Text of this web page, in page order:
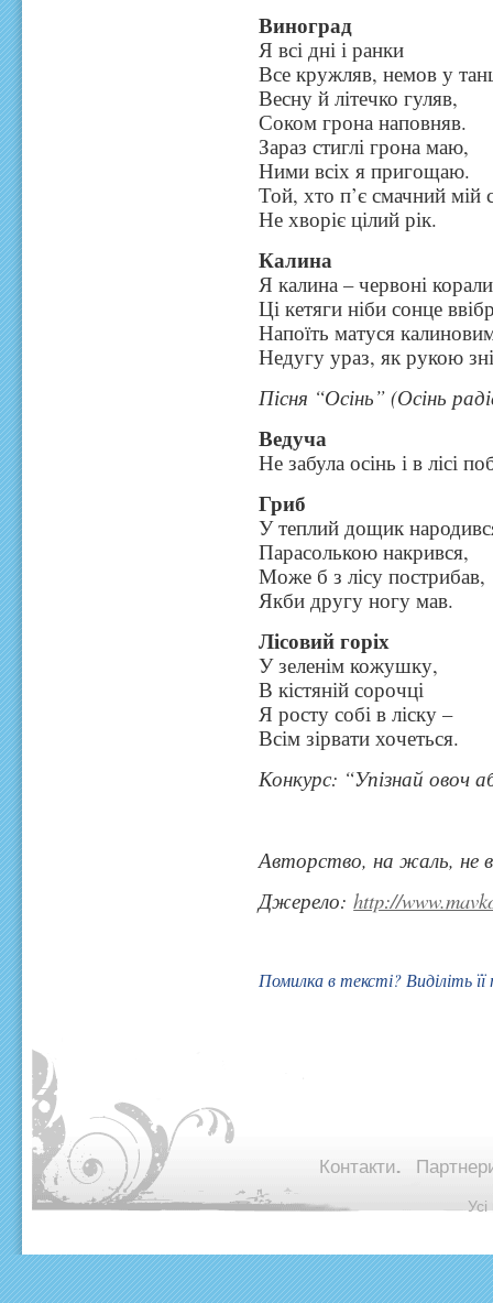
Виноград
Я всі дні і ранки
Все кружляв, немов у
Весну й літечко гуляв,
Соком грона наповняв.
Зараз стиглі грона маю,
Ними всіх я пригощаю.
Той, хто п’є смачний мій
Не хворіє цілий рік.
Калина
Я калина – червоні
Ці кетяги ніби сонце
Напоїть матуся
Недугу ураз, як рукою
Пісня “Осінь” (Осінь
Ведуча
Не забула осінь і в лісі
Гриб
У теплий дощик
Парасолькою накрився,
Може б з лісу пострибав,
Якби другу ногу мав.
Лісовий горіх
У зеленім кожушку,
В кістяній сорочці
Я росту собі в ліску –
Всім зірвати хочеться.
Конкурс: “Упізнай овоч
Авторство, на жаль, не
Джерело:http://
Помилка в тексті? Виділіть
Контакти.
©